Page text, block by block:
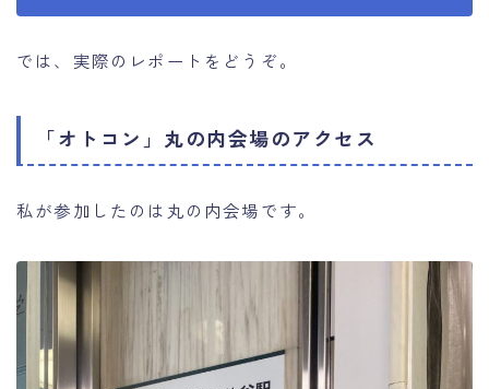
では、実際のレポートをどうぞ。
「オトコン」丸の内会場のアクセス
私が参加したのは丸の内会場です。